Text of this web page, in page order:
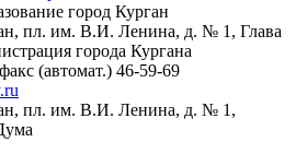
город Курган
пл. им. В.И. Ленина, д. № 1, Глава
города Кургана
(автомат.) 46-59-69
пл. им. В.И. Ленина, д. № 1,